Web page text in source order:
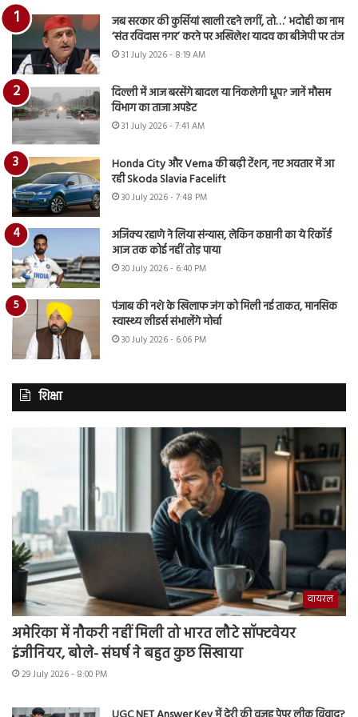
जब सरकार की कुर्सियां खाली रहने लगीं, तो…’ भदोही का नाम
‘संत रविदास नगर’ करने पर अखिलेश यादव का बीजेपी पर तंज
31 July 2026 - 8:19 AM
दिल्ली में आज बरसेंगे बादल या निकलेगी धूप? जानें मौसम
विभाग का ताजा अपडेट
31 July 2026 - 7:41 AM
Honda City और Verna की बढ़ी टेंशन, नए अवतार में आ
रही Skoda Slavia Facelift
30 July 2026 - 7:48 PM
अजिंक्य रहाणे ने लिया संन्यास, लेकिन कप्तानी का ये रिकॉर्ड
आज तक कोई नहीं तोड़ पाया
30 July 2026 - 6:40 PM
पंजाब की नशे के खिलाफ जंग को मिली नई ताकत, मानसिक
स्वास्थ्य लीडर्स संभालेंगे मोर्चा
30 July 2026 - 6:06 PM
शिक्षा
वायरल
अमेरिका में नौकरी नहीं मिली तो भारत लौटे सॉफ्टवेयर
इंजीनियर, बोले- संघर्ष ने बहुत कुछ सिखाया
29 July 2026 - 8:00 PM